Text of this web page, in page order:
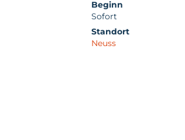
Beginn
Sofort
Standort
Neuss